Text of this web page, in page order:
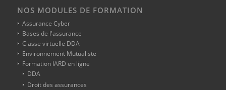
NOS MODULES DE FORMATION
Assurance Cyber
Bases de l'assurance
Classe virtuelle DDA
Environnement Mutualiste
Formation IARD en ligne
DDA
Droit des assurances